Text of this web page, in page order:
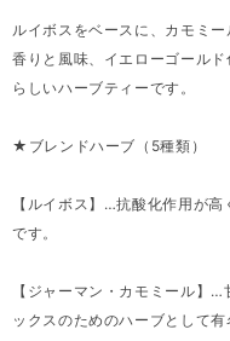
ルイボスをベースに、カモミ
香りと風味、イエローゴール
らしいハーブティーです。
★ブレンドハーブ（5種類）
【ルイボス】…抗酸化作用が
です。
【ジャーマン・カモミール】
ックスのためのハーブとして有